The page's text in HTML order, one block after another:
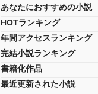
あなたにおすすめの小説
HOTランキング
年間アクセスランキング
完結小説ランキング
書籍化作品
最近更新された小説